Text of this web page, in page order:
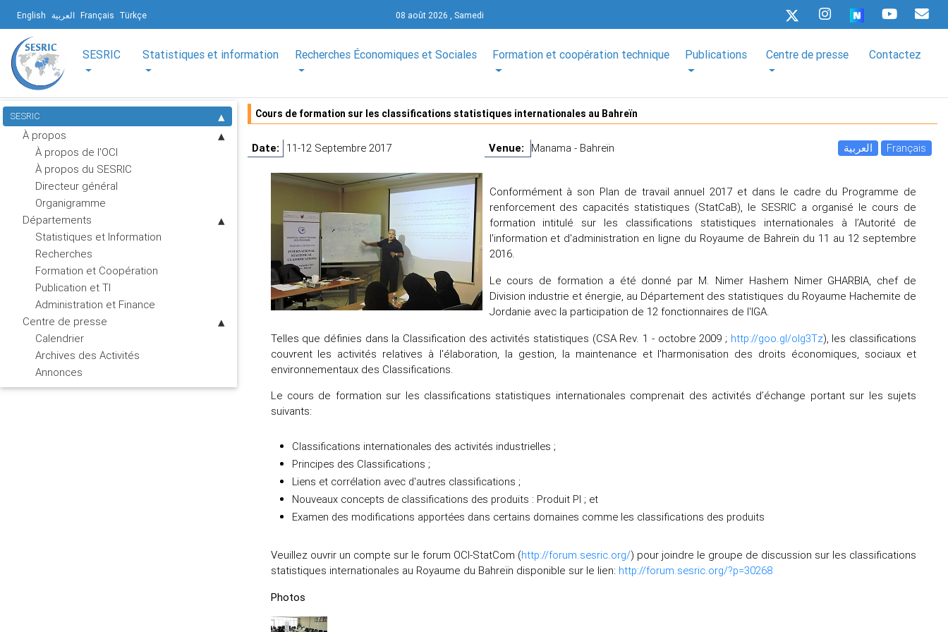
English العربية Français Türkçe 08 août 2026 , Samedi
SESRIC Statistiques et information Recherches Économiques et Sociales Formation et coopération technique Publications Centre de presse Contactez
SESRIC
À propos
À propos de l'OCI
À propos du SESRIC
Directeur général
Organigramme
Départements
Statistiques et Information
Recherches
Formation et Coopération
Publication et TI
Administration et Finance
Centre de presse
Calendrier
Archives des Activités
Annonces
Cours de formation sur les classifications statistiques internationales au Bahreïn
Date: 11-12 Septembre 2017 Venue: Manama - Bahreïn العربية Français
Conformément à son Plan de travail annuel 2017 et dans le cadre du Programme de
renforcement des capacités statistiques (StatCaB), le SESRIC a organisé le cours de
formation intitulé sur les classifications statistiques internationales à l’Autorité de
l'information et d'administration en ligne du Royaume de Bahreïn du 11 au 12 septembre
2016.
Le cours de formation a été donné par M. Nimer Hashem Nimer GHARBIA, chef de
Division industrie et énergie, au Département des statistiques du Royaume Hachemite de
Jordanie avec la participation de 12 fonctionnaires de l'IGA.
Telles que définies dans la Classification des activités statistiques (CSA Rev. 1 - octobre 2009 ; http://goo.gl/olg3Tz), les classifications
couvrent les activités relatives à l'élaboration, la gestion, la maintenance et l'harmonisation des droits économiques, sociaux et
environnementaux des Classifications.
Le cours de formation sur les classifications statistiques internationales comprenait des activités d’échange portant sur les sujets
suivants:
Classifications internationales des activités industrielles ;
Principes des Classifications ;
Liens et corrélation avec d'autres classifications ;
Nouveaux concepts de classifications des produits : Produit PI ; et
Examen des modifications apportées dans certains domaines comme les classifications des produits
Veuillez ouvrir un compte sur le forum OCI-StatCom (http://forum.sesric.org/) pour joindre le groupe de discussion sur les classifications
statistiques internationales au Royaume du Bahreïn disponible sur le lien: http://forum.sesric.org/?p=30268
Photos